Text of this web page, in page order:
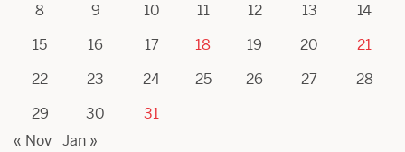
8
9 10 11 12 13
14
15
16 17 18 19 20
21
22
23 24 25 26 27
28
29
30
31
« Nov Jan »